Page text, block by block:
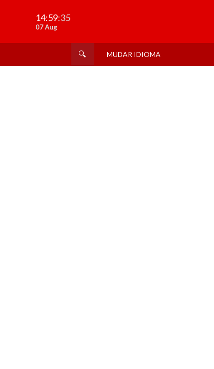
14:59:35
07 Aug
MUDAR IDIOMA